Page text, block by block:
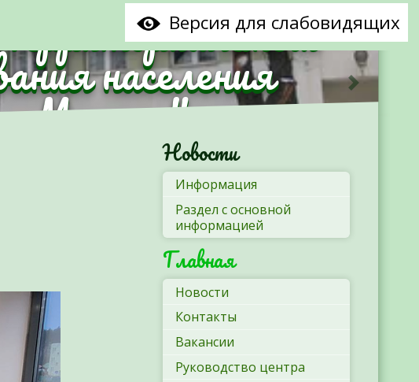
Версия для слабовидящих
населения
Новости
Информация
Раздел с основной
информацией
Главная
Новости
Контакты
Вакансии
Руководство центра